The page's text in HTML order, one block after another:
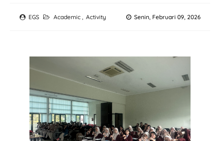
EGS Senin, Februari 09, 2026
Academic , Activity